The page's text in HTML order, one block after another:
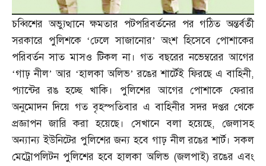
চব্বিশের অভ্যুত্থানে ক্ষমতার পটপরিবর্তনের পর গঠিত অন্তর্বর্তী
সরকারে পুলিশকে ‘ঢেলে সাজানোর’ অংশ হিসেবে পোশাকের
পরিবর্তন সাত মাসও টিকল না। গত বছরের নভেম্বরের আগের
‘গাঢ় নীল’ আর ‘হালকা অলিভ’ রঙের শার্টেই ফিরছে এ বাহিনী,
প্যান্টের রঙ হচ্ছে খাকি। পুলিশের আগের পোশাকে ফেরার
অনুমোদন দিয়ে গত বৃহস্পতিবার এ বাহিনীর সদর দপ্তর থেকে
প্রজ্ঞাপন জারি করা হয়েছে। সেখানে বলা হয়েছে,জেলাসহ
অন্যান্য ইউনিটের পুলিশের জন্য হবে গাঢ় নীল রঙের শার্ট। সকল
মেট্রোপলিটন পুলিশের হবে হালকা অলিভ (জলপাই)রঙের এবং